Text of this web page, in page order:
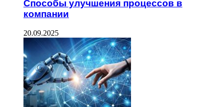
Способы улучшения процессов в
компании
20.09.2025